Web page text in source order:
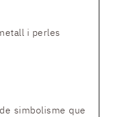
i perles
simbolisme que